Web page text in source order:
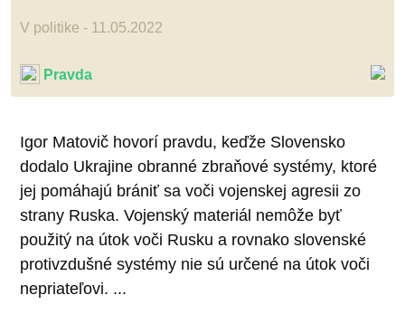
V politike - 11.05.2022
Pravda
Igor Matovič hovorí pravdu, keďže Slovensko
dodalo Ukrajine obranné zbraňové systémy, ktoré
jej pomáhajú brániť sa voči vojenskej agresii zo
strany Ruska. Vojenský materiál nemôže byť
použitý na útok voči Rusku a rovnako slovenské
protivzdušné systémy nie sú určené na útok voči
nepriateľovi. ...